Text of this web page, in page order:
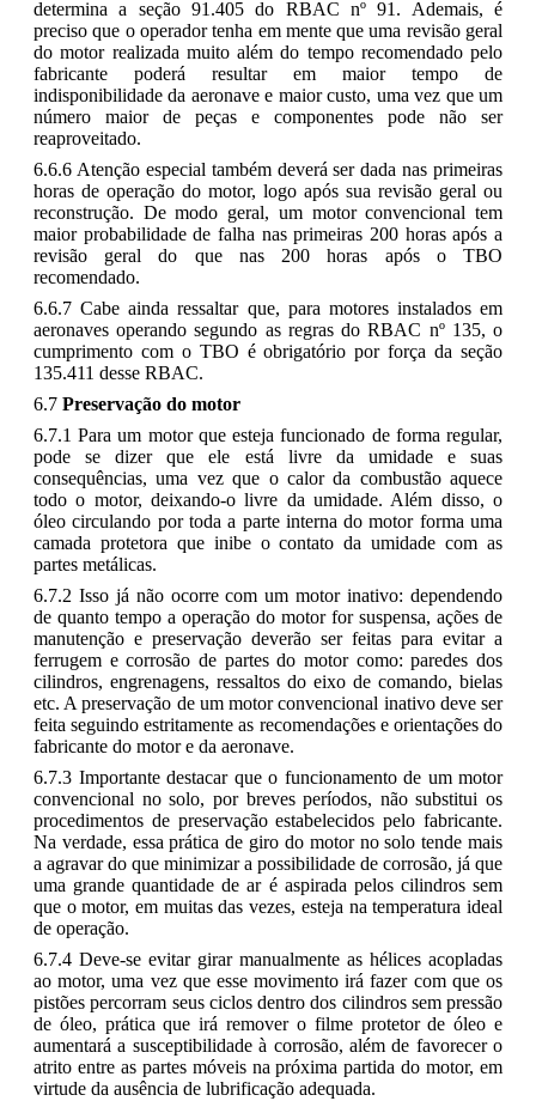
determina a seção 91.405 do RBAC nº 91. Ademais, é
preciso que o operador tenha em mente que uma revisão geral
do motor realizada muito além do tempo recomendado pelo
fabricante poderá resultar em maior tempo de
indisponibilidade da aeronave e maior custo, uma vez que um
número maior de peças e componentes pode não ser
reaproveitado.
6.6.6 Atenção especial também deverá ser dada nas primeiras
horas de operação do motor, logo após sua revisão geral ou
reconstrução. De modo geral, um motor convencional tem
maior probabilidade de falha nas primeiras 200 horas após a
revisão geral do que nas 200 horas após o TBO
recomendado.
6.6.7 Cabe ainda ressaltar que, para motores instalados em
aeronaves operando segundo as regras do RBAC nº 135, o
cumprimento com o TBO é obrigatório por força da seção
135.411 desse RBAC.
6.7 Preservação do motor
6.7.1 Para um motor que esteja funcionado de forma regular,
pode se dizer que ele está livre da umidade e suas
consequências, uma vez que o calor da combustão aquece
todo o motor, deixando-o livre da umidade. Além disso, o
óleo circulando por toda a parte interna do motor forma uma
camada protetora que inibe o contato da umidade com as
partes metálicas.
6.7.2 Isso já não ocorre com um motor inativo: dependendo
de quanto tempo a operação do motor for suspensa, ações de
manutenção e preservação deverão ser feitas para evitar a
ferrugem e corrosão de partes do motor como: paredes dos
cilindros, engrenagens, ressaltos do eixo de comando, bielas
etc. A preservação de um motor convencional inativo deve ser
feita seguindo estritamente as recomendações e orientações do
fabricante do motor e da aeronave.
6.7.3 Importante destacar que o funcionamento de um motor
convencional no solo, por breves períodos, não substitui os
procedimentos de preservação estabelecidos pelo fabricante.
Na verdade, essa prática de giro do motor no solo tende mais
a agravar do que minimizar a possibilidade de corrosão, já que
uma grande quantidade de ar é aspirada pelos cilindros sem
que o motor, em muitas das vezes, esteja na temperatura ideal
de operação.
6.7.4 Deve-se evitar girar manualmente as hélices acopladas
ao motor, uma vez que esse movimento irá fazer com que os
pistões percorram seus ciclos dentro dos cilindros sem pressão
de óleo, prática que irá remover o filme protetor de óleo e
aumentará a susceptibilidade à corrosão, além de favorecer o
atrito entre as partes móveis na próxima partida do motor, em
virtude da ausência de lubrificação adequada.